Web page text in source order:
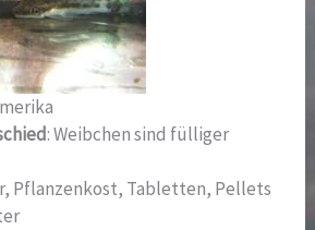
: Weibchen sind fülliger
Pflanzenkost, Tabletten, Pellets